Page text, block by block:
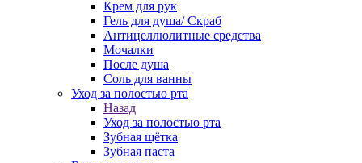
Крем для рук
Гель для душа/ Скраб
Антицеллюлитные средства
Мочалки
После душа
Соль для ванны
Уход за полостью рта
Назад
Уход за полостью рта
Зубная щётка
Зубная паста